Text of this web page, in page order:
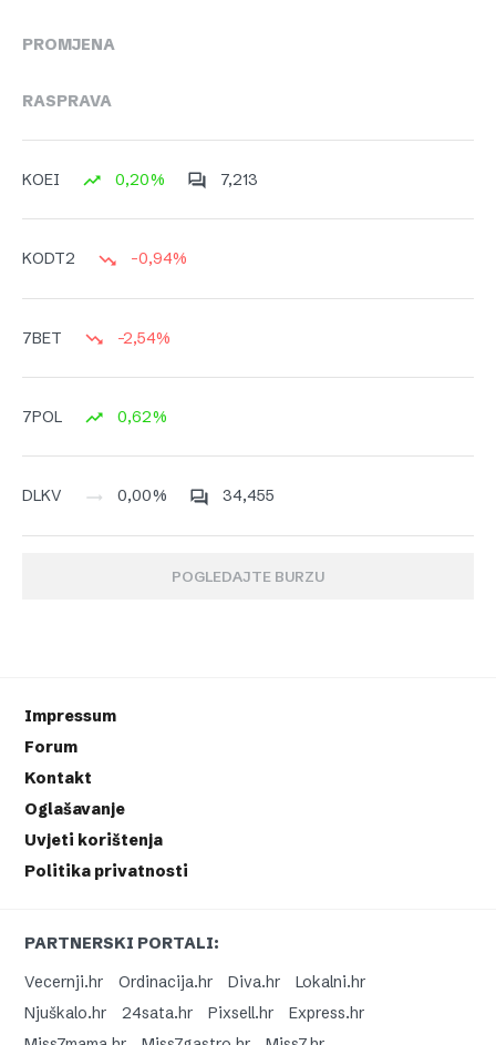
PROMJENA
RASPRAVA
KOEI 0,20% 7,213
KODT2 -0,94%
7BET -2,54%
7POL 0,62%
DLKV 0,00% 34,455
POGLEDAJTE BURZU
Impressum
Forum
Kontakt
Oglašavanje
Uvjeti korištenja
Politika privatnosti
PARTNERSKI PORTALI:
Vecernji.hr
Ordinacija.hr Diva.hr
Lokalni.hr
Njuškalo.hr
24sata.hr Pixsell.hr
Express.hr